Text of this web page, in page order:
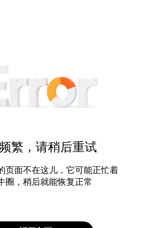
繁，请稍后重试
页面不在这儿，它可能正忙着
圈，稍后就能恢复正常